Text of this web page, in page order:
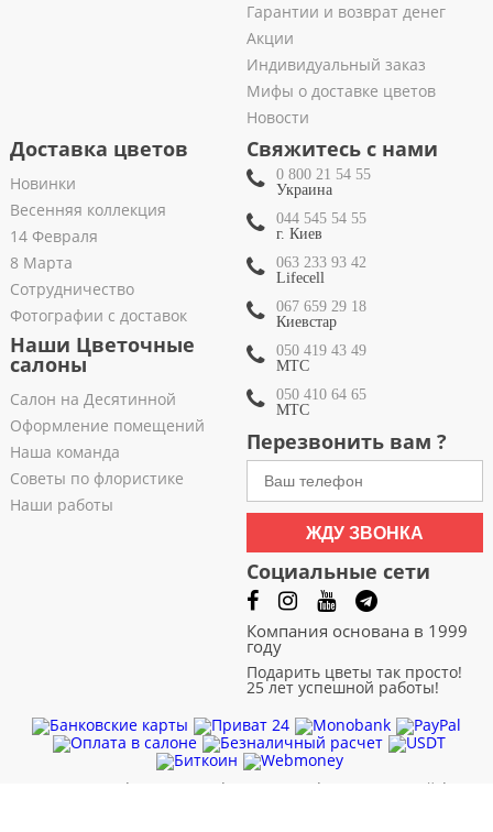
Гарантии и возврат денег
Акции
Индивидуальный заказ
Мифы о доставке цветов
Новости
Доставка цветов
Новинки
Весенняя коллекция
14 Февраля
8 Марта
Сотрудничество
Фотографии с доставок
Наши Цветочные
салоны
Салон на Десятинной
Оформление помещений
Наша команда
Советы по флористике
Наши работы
Свяжитесь с нами
0 800 21 54 55
Украина
044 545 54 55
г. Киев
063 233 93 42
Lifecell
067 659 29 18
Киевстар
050 419 43 49
МТС
050 410 64 65
МТС
Перезвонить вам ?
ЖДУ ЗВОНКА
Социальные сети
Компания основана в 1999
году
Подарить цветы так просто!
25 лет успешной работы!
| | | Хмельницкий |